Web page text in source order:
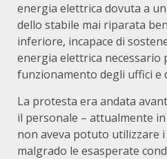
energia elettrica dovuta a
dello stabile mai riparata
inferiore, incapace di
energia elettrica
funzionamento degli uffici e
La protesta era andata
il personale – attualmente
non aveva potuto utilizzare
malgrado le esasperate